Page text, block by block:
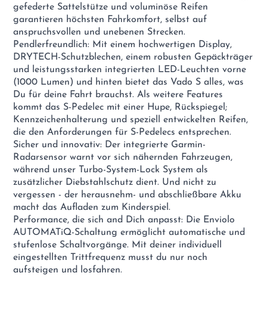
gefederte Sattelstütze und voluminöse Reifen
garantieren höchsten Fahrkomfort, selbst auf
anspruchsvollen und unebenen Strecken.
Pendlerfreundlich: Mit einem hochwertigen Display,
DRYTECH-Schutzblechen, einem robusten Gepäckträger
und leistungsstarken integrierten LED-Leuchten vorne
(1000 Lumen) und hinten bietet das Vado S alles, was
Du für deine Fahrt brauchst. Als weitere Features
kommt das S-Pedelec mit einer Hupe, Rückspiegel;
Kennzeichenhalterung und speziell entwickelten Reifen,
die den Anforderungen für S-Pedelecs entsprechen.
Sicher und innovativ: Der integrierte Garmin-
Radarsensor warnt vor sich nähernden Fahrzeugen,
während unser Turbo-System-Lock System als
zusätzlicher Diebstahlschutz dient. Und nicht zu
vergessen - der herausnehm- und abschließbare Akku
macht das Aufladen zum Kinderspiel.
Performance, die sich and Dich anpasst: Die Enviolo
AUTOMATiQ-Schaltung ermöglicht automatische und
stufenlose Schaltvorgänge. Mit deiner individuell
eingestellten Trittfrequenz musst du nur noch
aufsteigen und losfahren.